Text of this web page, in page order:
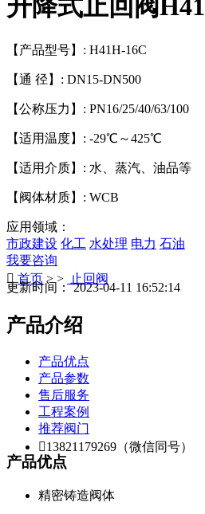
升降式止回阀
【产品型号】: H41H-16C
【通 径】: DN15-DN500
【公称压力】: PN16/25/40/63/100
【适用温度】: -29℃～425℃
【适用介质】: 水、蒸汽、油品等
【阀体材质】: WCB
应用领域：
市政建设 化工 水处理 电力 石油
我要咨询
 首页 > > 止回阀
更新时间： 2023-04-11 16:52:14
产品介绍
产品优点
产品参数
售后服务
工程案例
推荐阀门
13821179269（微信同号）
产品优点
精密铸造阀体